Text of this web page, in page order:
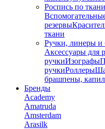
Роспись по ткани
резервы
ткани
Ручки, линеры
Аксессуары для
ручкиИзографы
ручкиРоллеры
брашпены,
Бренды
Academy
Amatruda
Amsterdam
Arasilk